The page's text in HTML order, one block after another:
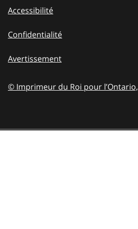
Accessibilité
Confidentialité
Avertissement
© Imprimeur du Roi pour l’Ontario,